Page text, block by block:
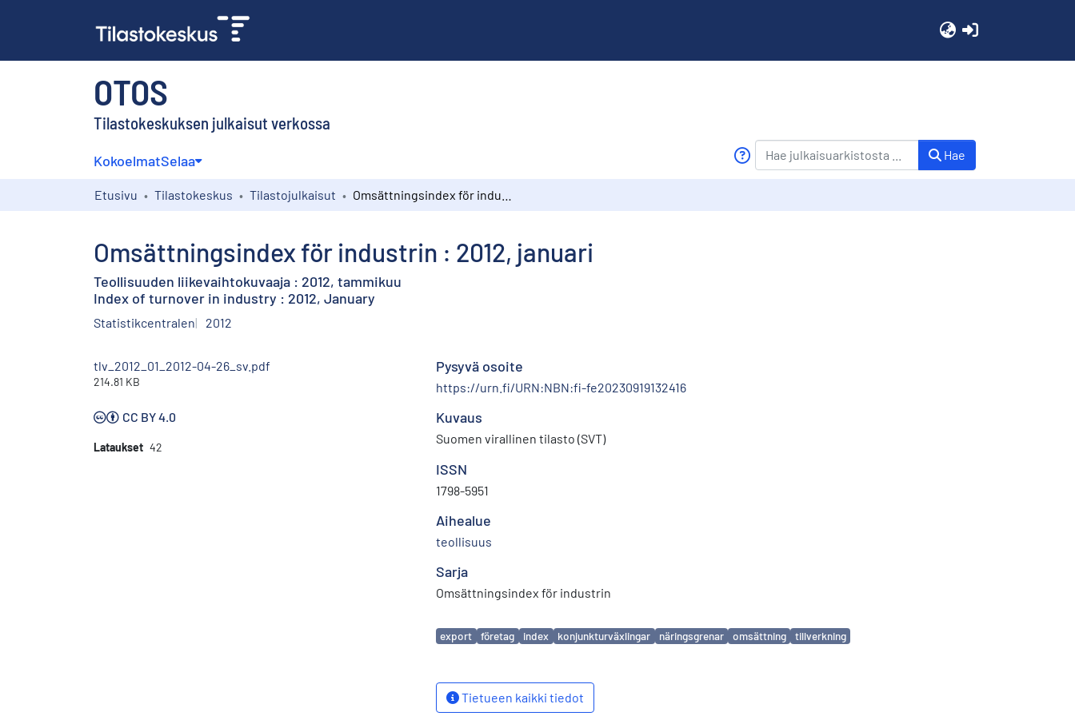
OTOS
Tilastokeskuksen julkaisut verkossa
KokoelmatSelaa Hae
Etusivu Tilastokeskus Tilastojulkaisut
Omsättningsindex för industrin : 2012, januari
Teollisuuden liikevaihtokuvaaja : 2012, tammikuu
Index of turnover in industry : 2012, January
Statistikcentralen 2012
tlv_2012_01_2012-04-26_sv.pdf
214.81 KB
CC BY 4.0
Lataukset 42
Pysyvä osoite
https://urn.fi/URN:NBN:fi-fe20230919132416
Kuvaus
Suomen virallinen tilasto (SVT)
ISSN
1798-5951
Aihealue
teollisuus
Sarja
Omsättningsindex för industrin
Avainsanat
export företag index konjunkturväxlingar näringsgrenar omsättning tillverkning
Tietueen kaikki tiedot